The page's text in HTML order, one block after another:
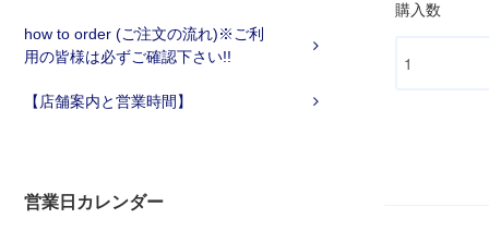
how to order (ご注文の流れ)※ご利
用の皆様は必ずご確認下さい!!
【店舗案内と営業時間】
営業日カレンダー
購入数